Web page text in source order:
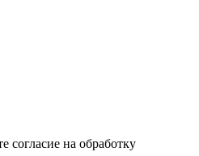
согласие на обработку